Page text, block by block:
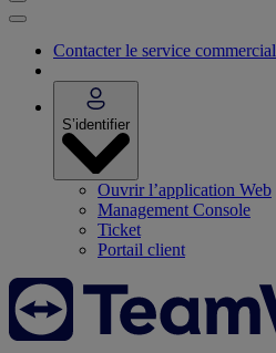
Contacter le service commercial
S’identifier
Ouvrir l’application Web
Management Console
Ticket
Portail client